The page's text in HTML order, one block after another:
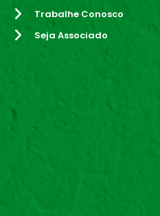
Trabalhe Conosco
Seja Associado